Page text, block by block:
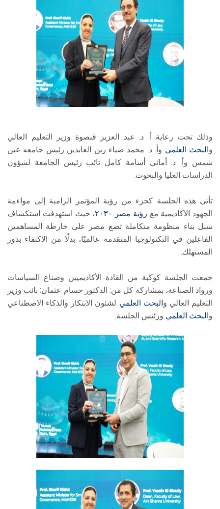
وذلك تحت رعاية أ. د. عبد العزيز قنصوة وزير التعليم العالي
و البحث العلمي وأ. د. محمد ضياء زين العابدين رئيس جامعه عين
شمس وأ. د. أماني أسامة كامل نائب رئيس الجامعة لشؤون
الدراسات العليا والبحوث.
تأتي هذه الجلسة كجزء من رؤية المؤتمر الرامية إلى مواءمة
الجهود الأكاديمية مع رؤية مصر ٢٠٣٠
، حيث استهدفت استكشاف
سبل بناء منظومة متكاملة تضع مصر على خارطة المساهمين
الفاعلين في التكنولوجيا المتقدمة عالميًا، بدلًا من الاكتفاء بدور
المستهلك.
جمعت الجلسة كوكبة من القادة الأكاديميين وصناع السياسات
ورواد الصناعة، بمشاركة كل من: الدكتور حسام عثمان: نائب وزير
التعليم العالي و البحث العلمي لشئون الابتكار والذكاء الاصطناعي
و البحث العلمي ورئيس الجلسة.